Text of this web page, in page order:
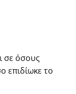
σε όσους
επιδίωκε το